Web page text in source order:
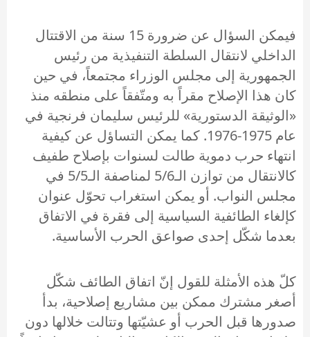
فيمكن السؤال عن ضرورة 15 سنة من الاقتتال
الداخلي لانتقال السلطة التنفيذية من رئيس
الجمهورية إلى مجلس الوزراء مجتمعاً، في حين
كان هذا الإصلاح مقراً به ومتّفقاً على منطقه منذ
«الوثيقة الدستورية» للرئيس سليمان فرنجية في
عام 1975-1976. كما يمكن التساؤل عن كيفية
انتهاء حرب دموية طالت لسنوات بإصلاح طفيف
كالانتقال من توازن الـ5/6 لمناصفة الـ5/5 في
مجلس النواب. أو يمكن استغراب تحوّل عنوان
كإلغاء الطائفية السياسية إلى فقرة في الاتفاق
بعدما شكّل إحدى صواعق الحرب الأساسية.
كلّ هذه الأمثلة للقول إنّ اتفاق الطائف شكّل
أصغر مشترك ممكن بين مشاريع إصلاحية، بدأ
صدورها قبل الحرب أو عشيّتها وتتالت خلالها دون